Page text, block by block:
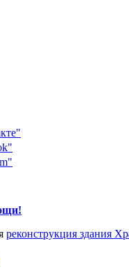
реконструкция здания